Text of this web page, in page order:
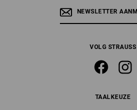
NEWSLETTER
VOLG STRAUSS
TAALKEUZE